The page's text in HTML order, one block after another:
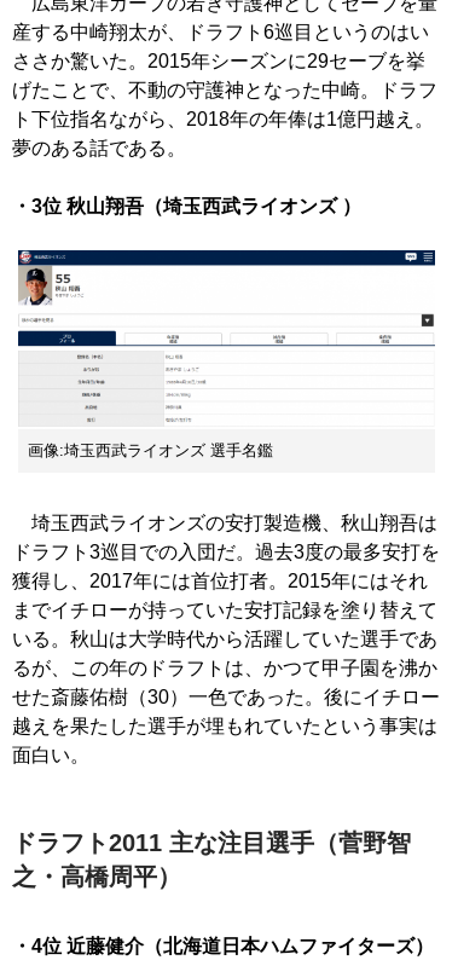
産する中崎翔太が、ドラフト6巡目というのはい
ささか驚いた。2015年シーズンに29セーブを挙
げたことで、不動の守護神となった中崎。ドラフ
ト下位指名ながら、2018年の年俸は1億円越え。
夢のある話である。
・3位 秋山翔吾（埼玉西武ライオンズ ）
画像:埼玉西武ライオンズ 選手名鑑
埼玉西武ライオンズの安打製造機、秋山翔吾は
ドラフト3巡目での入団だ。過去3度の最多安打を
獲得し、2017年には首位打者。2015年にはそれ
までイチローが持っていた安打記録を塗り替えて
いる。秋山は大学時代から活躍していた選手であ
るが、この年のドラフトは、かつて甲子園を沸か
せた斎藤佑樹（30）一色であった。後にイチロー
越えを果たした選手が埋もれていたという事実は
面白い。
ドラフト2011 主な注目選手（菅野智
之・高橋周平）
・4位 近藤健介（北海道日本ハムファイターズ）